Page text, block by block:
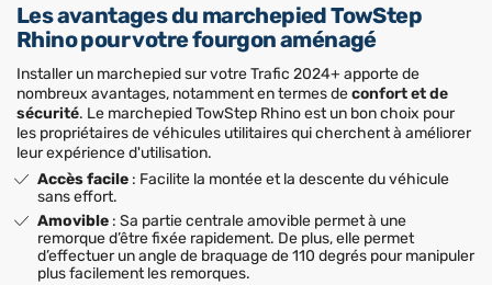
Les avantages du marchepied TowStep
Rhino pour votre fourgon aménagé
Installer un marchepied sur votre Trafic 2024+ apporte de
nombreux avantages, notamment en termes deconfort et de
sécurité. Le marchepied TowStep Rhino est un bon choix pour
les propriétaires de véhicules utilitaires qui cherchent à améliorer
leur expérience d'utilisation.
Accès facile : Facilite la montée et la descente du véhicule
sans effort.
Amovible : Sa partie centrale amovible permet à une
remorque d’être fixée rapidement. De plus, elle permet
d’effectuer un angle de braquage de 110 degrés pour manipuler
plus facilement les remorques.